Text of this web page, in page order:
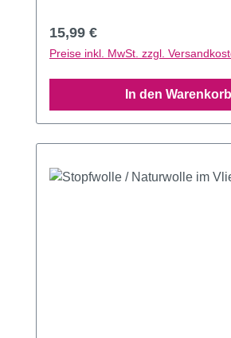
Regulärer Preis:
15,99 €
Preise inkl. MwSt. zzgl.
In den Warenkorb